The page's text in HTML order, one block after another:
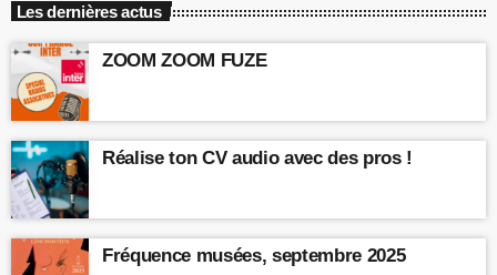
Les dernières actus
ZOOM ZOOM FUZE
Réalise ton CV audio avec des pros !
Fréquence musées, septembre 2025